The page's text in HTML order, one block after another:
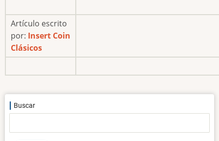
Artículo escrito
por: Insert Coin
Clásicos
Buscar